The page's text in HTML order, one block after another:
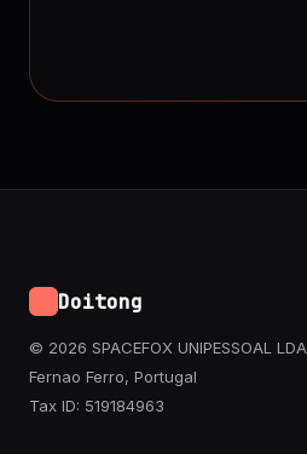
Doitong
© 2026 SPACEFOX UNIPESSOAL LDA
Fernao Ferro, Portugal
Tax ID: 519184963